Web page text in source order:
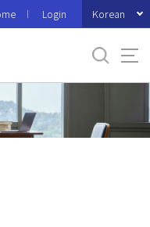
Login Korean